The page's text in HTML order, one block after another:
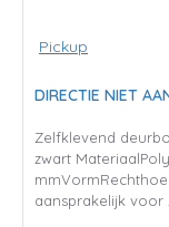
Pickup
DIRECTIE NIET
Zelfklevend
zwart
aansprakelijk voor